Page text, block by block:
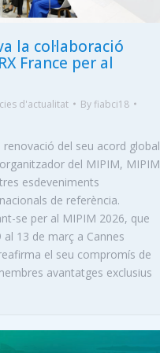
la col·laboració
France per al
d'actualitat By fiabci18
renovació del seu acord global
del MIPIM, MIPIM
esdeveniments
de referència.
se per al MIPIM 2026, que
al 13 de març a Cannes
el seu compromís de
avantatges exclusius